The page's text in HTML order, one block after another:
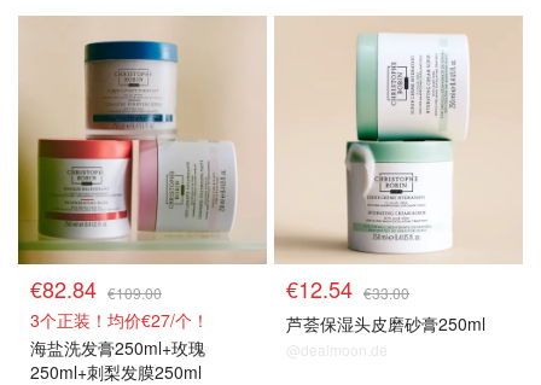
€82.84 €109.00
3个正装！均价€27/个！
海盐洗发膏250ml+玫瑰
250ml+刺梨发膜250ml
€12.54 €33.00
芦荟保湿头皮磨砂膏250ml
@dealmoon.de